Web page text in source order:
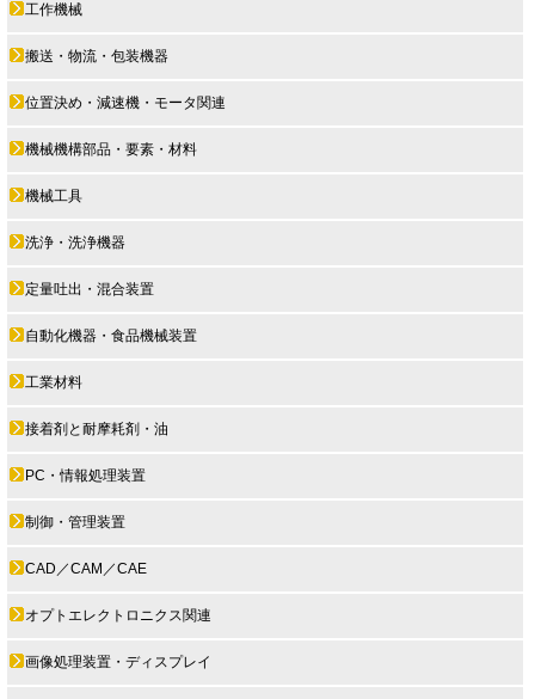
工作機械
搬送・物流・包装機器
位置決め・減速機・モータ関連
機械機構部品・要素・材料
機械工具
洗浄・洗浄機器
定量吐出・混合装置
自動化機器・食品機械装置
工業材料
接着剤と耐摩耗剤・油
PC・情報処理装置
制御・管理装置
CAD／CAM／CAE
オプトエレクトロニクス関連
画像処理装置・ディスプレイ